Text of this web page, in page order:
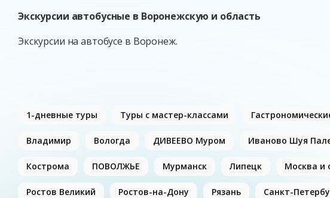
Экскурсии автобусные в Воронежскую и область
Экскурсии на автобусе в Воронеж.
1-дневные туры Туры с мастер-классами
Владимир Вологда ДИВЕЕВО Муром Иваново Шуя
Кострома ПОВОЛЖЬЕ Мурманск Липецк Москва и
Ростов Великий Ростов-на-Дону Рязань Санкт-